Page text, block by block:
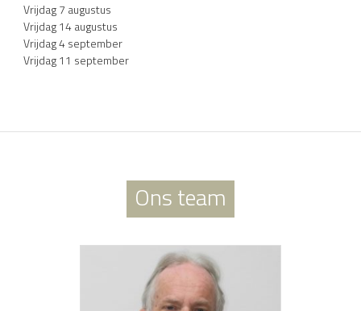
Vrijdag 7 augustus
Vrijdag 14 augustus
Vrijdag 4 september
Vrijdag 11 september
Ons team